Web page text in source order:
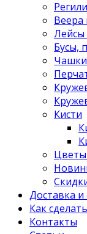
Веера
Лейсы
Бусы,
Кисти
Доставка и
Как
Контакты